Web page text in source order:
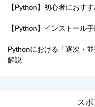
【Python】初心者におす
【Python】インストール
Pythonにおける「逐次・
解説
ス